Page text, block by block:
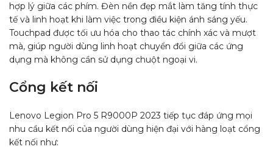
hợp lý giữa các phím. Đèn nền đẹp mắt làm tăng tính thực
tế và linh hoạt khi làm việc trong điều kiện ánh sáng yếu.
Touchpad được tối ưu hóa cho thao tác chính xác và mượt
mà, giúp người dùng linh hoạt chuyển đổi giữa các ứng
dụng mà không cần sử dụng chuột ngoại vi.
Cổng kết nối
Lenovo Legion Pro 5 R9000P 2023 tiếp tục đáp ứng mọi
nhu cầu kết nối của người dùng hiện đại với hàng loạt cổng
kết nối như: